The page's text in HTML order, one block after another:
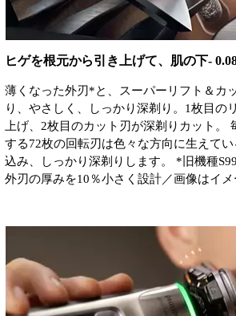
ヒゲを根元から引き上げて、肌の下-
薄くなった外刃*と、スーパーリフト＆カ
り、やさしく、しっかり深剃り。1枚目の
上げ、2枚目のカット刃が深剃りカット。
する72枚の回転刃は色々な方向に生えて
込み、しっかり深剃りします。 *旧機種
外刃の厚みを10％小さく設計／画像はイメ